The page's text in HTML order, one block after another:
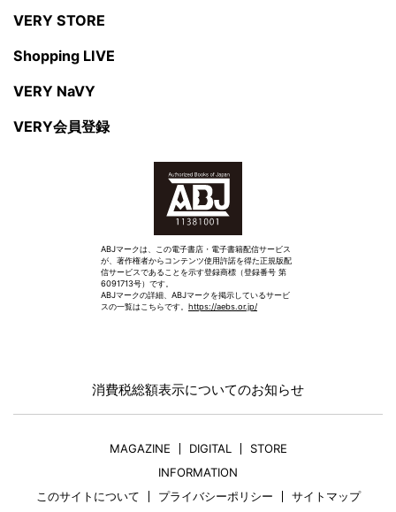
VERY STORE
Shopping LIVE
VERY NaVY
VERY会員登録
ABJマークは、この電子書店・電子書籍配信サービス
が、著作権者からコンテンツ使用許諾を得た正規版配
信サービスであることを示す登録商標（登録番号 第
6091713号）です。
ABJマークの詳細、ABJマークを掲示しているサービ
スの一覧はこちらです。 https://aebs.or.jp/
消費税総額表示についてのお知らせ
MAGAZINE DIGITAL
STORE
INFORMATION
このサイトについて
プライバシーポリシー サイトマップ